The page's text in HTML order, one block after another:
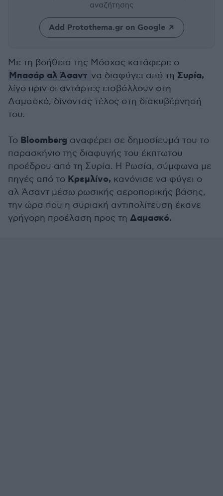
αναζήτησης
Add Protothema.gr on Google
Με τη βοήθεια της Μόσχας κατάφερε ο
Μπασάρ αλ Άσαντ να διαφύγει από τη Συρία,
λίγο πριν οι αντάρτες εισβάλλουν στη
Δαμασκό, δίνοντας τέλος στη διακυβέρνησή
του.
Το Bloomberg αναφέρει σε δημοσίευμά του το
παρασκήνιο της διαφυγής του έκπτωτου
προέδρου από τη Συρία. Η Ρωσία, σύμφωνα με
πηγές από το Κρεμλίνο, κανόνισε να φύγει ο
αλ Άσαντ μέσω ρωσικής αεροπορικής βάσης,
την ώρα που η συριακή αντιπολίτευση έκανε
γρήγορη προέλαση προς τη Δαμασκό.